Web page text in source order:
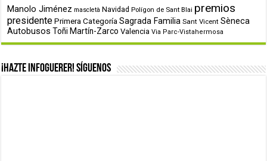
Manolo Jiménez mascletà Navidad Polígon de Sant Blai premios
presidente Primera Categoría Sagrada Familia Sant Vicent Sèneca
Autobusos Toñi Martín-Zarco Valencia Via Parc-Vistahermosa
¡Hazte infoguerer! Síguenos